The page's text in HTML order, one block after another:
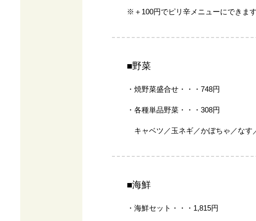
※＋100円でピリ辛メニューにできます
■野菜
・焼野菜盛合せ・・・748円
・各種単品野菜・・・308円
キャベツ／玉ネギ／かぼちゃ／なす
■海鮮
・海鮮セット・・・1,815円